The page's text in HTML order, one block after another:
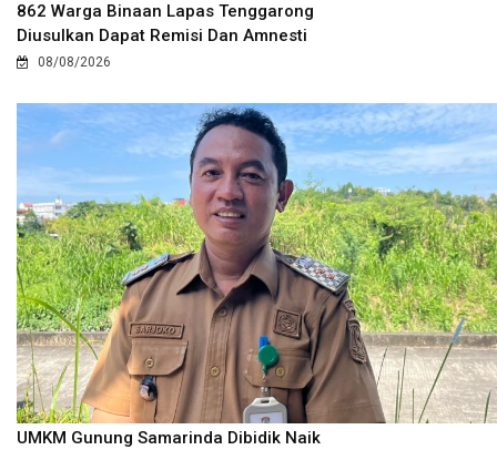
862 Warga Binaan Lapas Tenggarong
Diusulkan Dapat Remisi Dan Amnesti
08/08/2026
UMKM Gunung Samarinda Dibidik Naik